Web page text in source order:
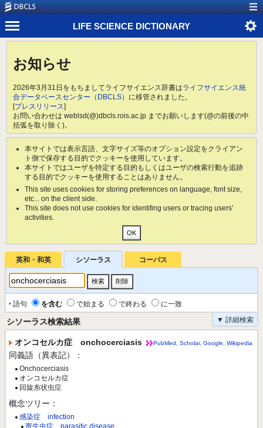
LIFE SCIENCE DICTIONARY
お知らせ
2026年3月31日をもちましてライフサイエンス辞書はライフサイエンス統
合データベースセンター（DBCLS） に移管されました。
[プレスリリース]
お問い合わせは weblsd(@)dbcls.rois.ac.jp までお願いします(@の前後の中
括弧を取り除く)。
本サイトでは表示言語、文字サイズ等のオプション設定をクライアン
ト側で保存する目的でクッキーを使用しています。
本サイトではユーザを特定する目的もしくはユーザの検索行動を追跡
する目的でクッキーを使用することはありません。
This site uses cookies for storing preferences on language, font size,
etc... on the client side.
This site does not use cookies for identifing users or tracing users'
activities.
英和・和英 シソーラス コーパス
‣ 語句 を含む で始まる で終わる
に一致
▼ 詳細検索
シソーラス検索結果
オンコセルカ症 onchocerciasis PubMed Scholar, Google Wikipedia
同義語（異表記）：
Onchocerciasis
オンコセルカ症
回旋糸状虫症
概念ツリー：
感染症 infection
寄生虫症 parasitic disease